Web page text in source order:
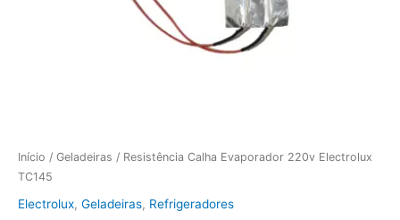
Início / Geladeiras / Resistência Calha Evaporador 220v Electrolux
TC145
Electrolux, Geladeiras, Refrigeradores